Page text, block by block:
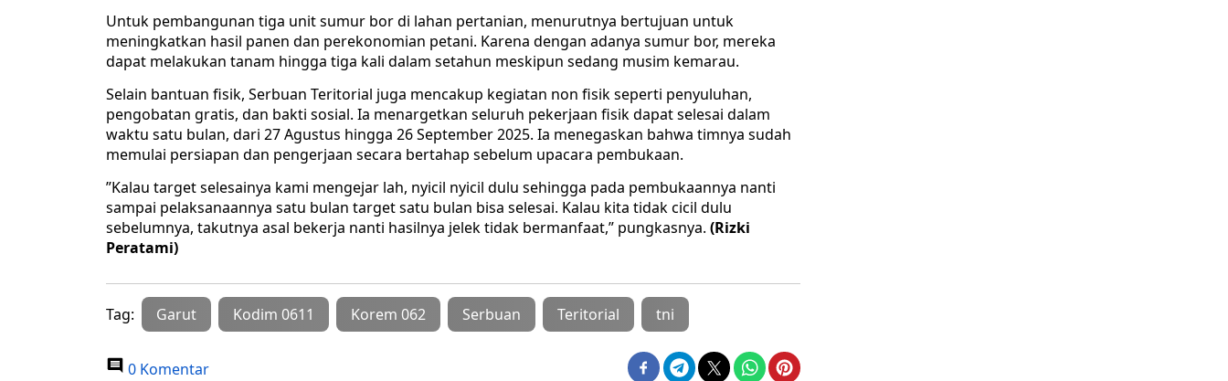
Untuk pembangunan tiga unit sumur bor di lahan pertanian, menurutnya bertujuan untuk
meningkatkan hasil panen dan perekonomian petani. Karena dengan adanya sumur bor, mereka
dapat melakukan tanam hingga tiga kali dalam setahun meskipun sedang musim kemarau.
​Selain bantuan fisik, Serbuan Teritorial juga mencakup kegiatan non fisik seperti penyuluhan,
pengobatan gratis, dan bakti sosial. ​​Ia menargetkan seluruh pekerjaan fisik dapat selesai dalam
waktu satu bulan, dari 27 Agustus hingga 26 September 2025. Ia menegaskan bahwa timnya sudah
memulai persiapan dan pengerjaan secara bertahap sebelum upacara pembukaan.
​”Kalau target selesainya kami mengejar lah, nyicil nyicil dulu sehingga pada pembukaannya nanti
sampai pelaksanaannya satu bulan target satu bulan bisa selesai. Kalau kita tidak cicil dulu
sebelumnya, takutnya asal bekerja nanti hasilnya jelek tidak bermanfaat,” pungkasnya. (Rizki
Peratami)
Tag: Garut Kodim 0611 Korem 062 Serbuan Teritorial tni
0 Komentar